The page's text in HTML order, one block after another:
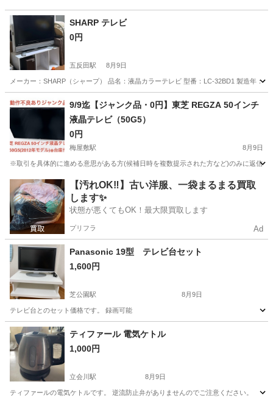
SHARP テレビ
0円
五反田駅 8月9日
メーカー：SHARP（シャープ） 品名：液晶カラーテレビ 型番：LC-32BD1 製造年：
東京 品川区 五反田駅 家電 SHARP
9/9迄【ジャンク品・0円】東芝 REGZA 50インチ
液晶テレビ（50G5）
0円
梅屋敷駅 8月9日
※取引を具体的に進める意思がある方(候補日時を複数提示された方など)のみに返信
東京 大田区 梅屋敷駅 テレビ
【汚れOK‼️】古い洋服、一袋まるまる買取
します✨
状態が悪くてもOK！最大限買取します
プリフラ Ad
Panasonic 19型 テレビ台セット
1,600円
芝公園駅 8月9日
テレビ台とのセット価格です。 録画可能
東京 港区 テレビティファール 電気ケトル
1,000円
立会川駅 8月9日
ティファールの電気ケトルです。 逆流防止弁がありませんのでご注意ください。